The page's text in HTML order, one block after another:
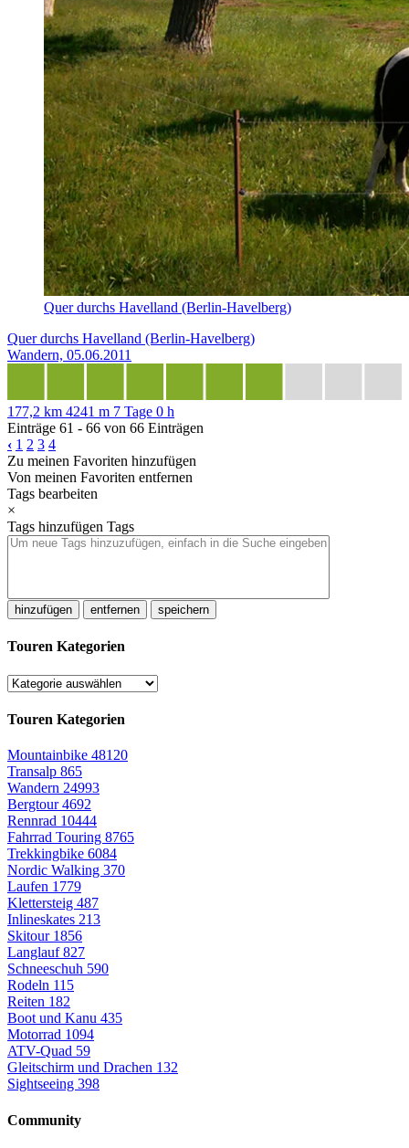
Quer durchs Havelland (Berlin-Havelberg)
Quer durchs Havelland (Berlin-Havelberg)
Wandern, 05.06.2011
177,2 km 4241 m 7 Tage 0 h
Einträge 61 - 66 von 66 Einträgen
‹ 1 2 3 4
Zu meinen Favoriten hinzufügen
Von meinen Favoriten entfernen
Tags bearbeiten
×
Tags hinzufügen Tags
hinzufügen entfernen speichern
Touren Kategorien
Touren Kategorien
Mountainbike 48120
Transalp 865
Wandern 24993
Bergtour4692
Rennrad 10444
Fahrrad Touring 8765
Trekkingbike 6084
Nordic Walking 370
Laufen 1779
Klettersteig 487
Inlineskates 213
Skitour 1856
Langlauf827
Schneeschuh 590
Rodeln 115
Reiten 182
Boot und Kanu 435
Motorrad 1094
ATV-Quad 59
Gleitschirm und Drachen 132
Sightseeing 398
Community